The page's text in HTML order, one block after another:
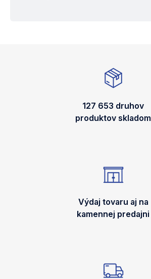
127 653 druhov
produktov skladom
Výdaj tovaru aj na
kamennej predajni